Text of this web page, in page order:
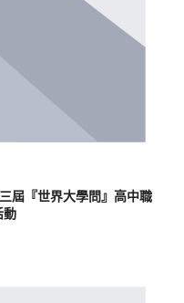
屆『世界大學問』高中職
動